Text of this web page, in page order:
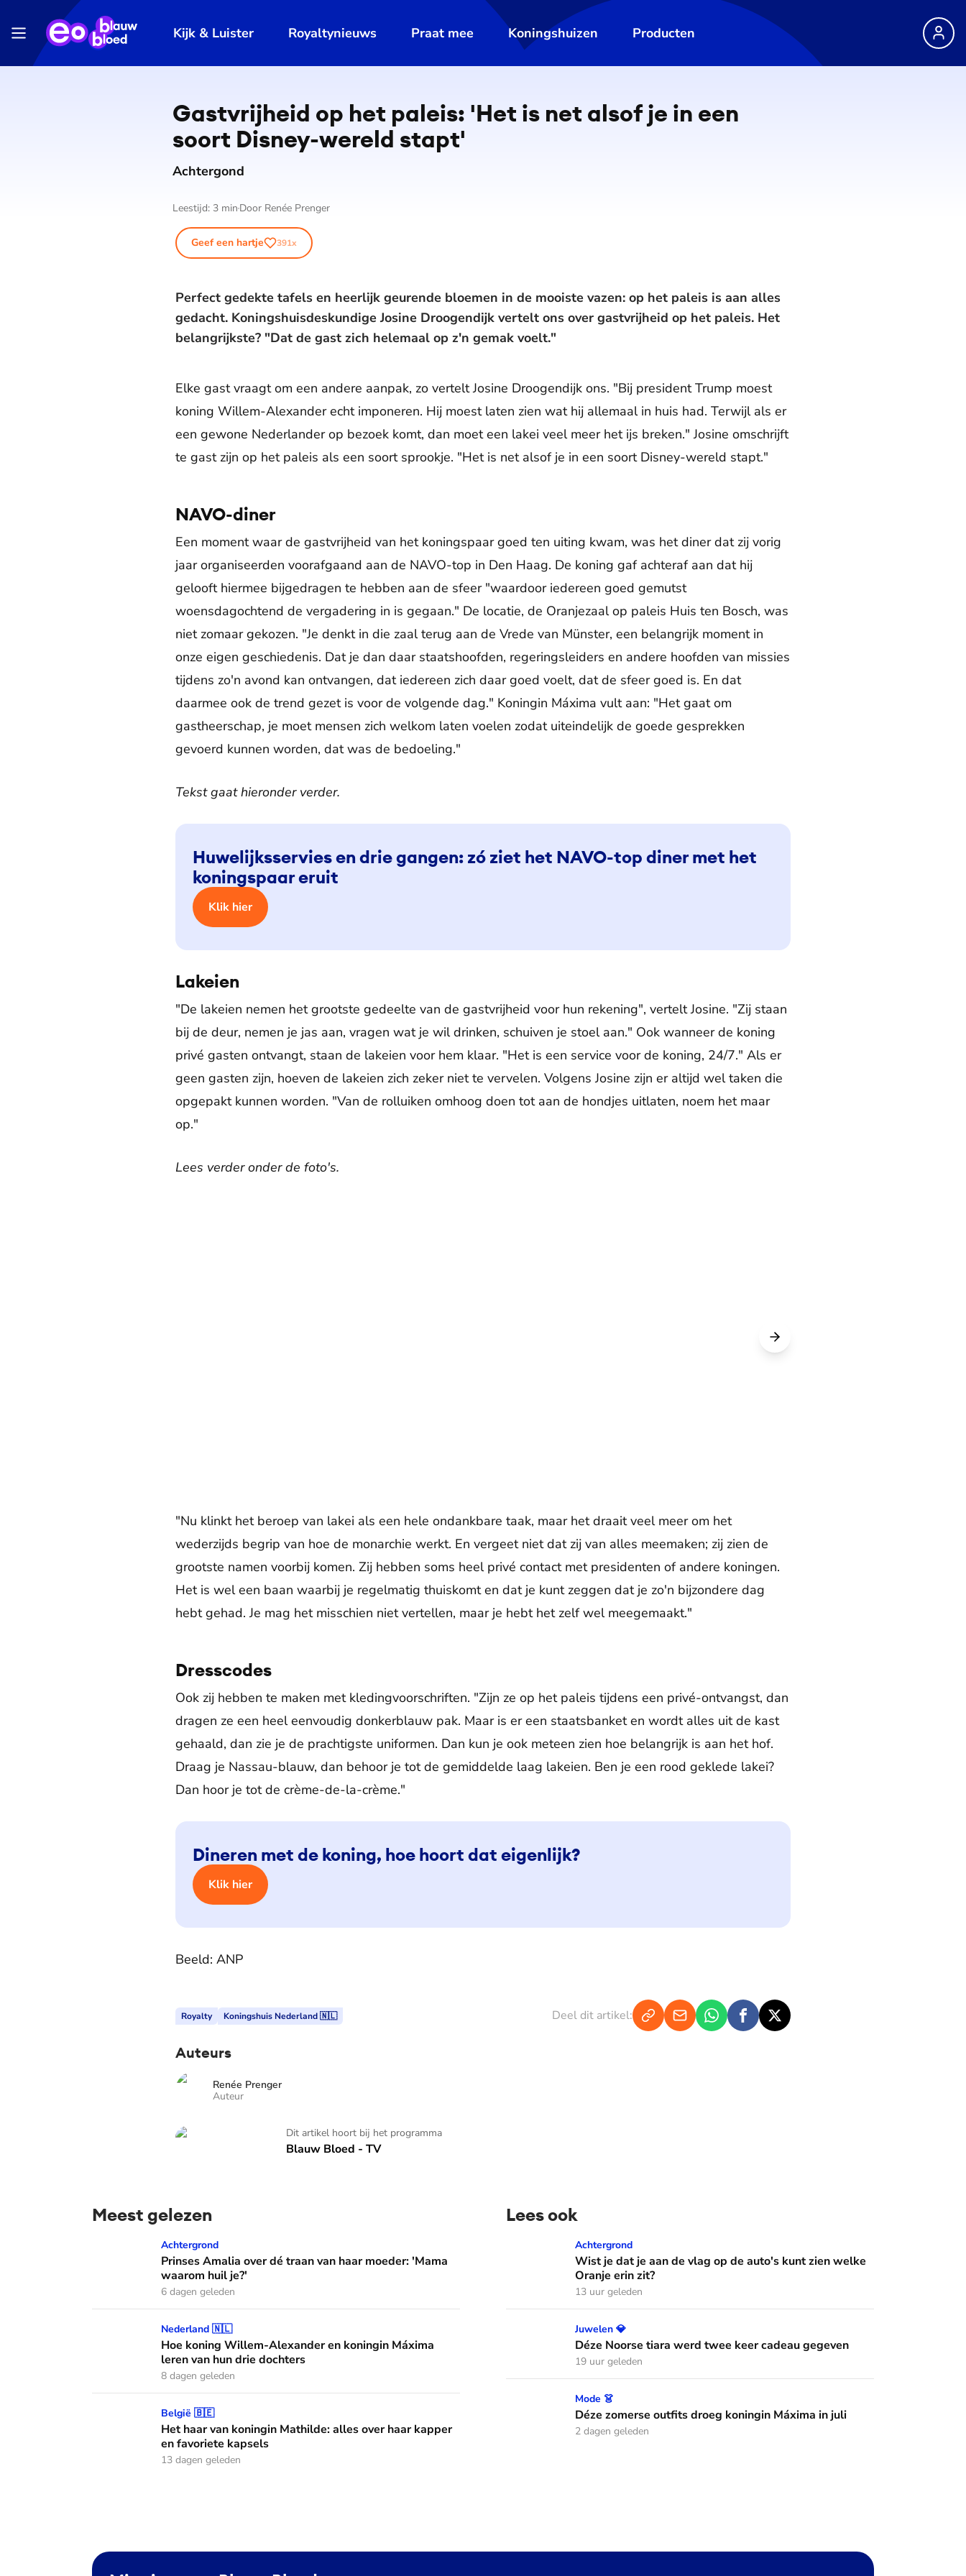
Kijk & Luister Royaltynieuws Praat mee Koningshuizen Producten
De weergave van deze video vereist jouw toestemming voor
Gastvrijheid op het paleis: 'Het is net alsof je in een
soort Disney-wereld stapt'
Achtergond
Leestijd: 3 min Door Renée Prenger
Geef een hartje 391x
Perfect gedekte tafels en heerlijk geurende bloemen in de mooiste vazen: op het paleis is aan alles
gedacht. Koningshuisdeskundige Josine Droogendijk vertelt ons over gastvrijheid op het paleis. Het
belangrijkste? "Dat de gast zich helemaal op z'n gemak voelt."
Elke gast vraagt om een andere aanpak, zo vertelt Josine Droogendijk ons. "Bij president Trump moest
koning Willem-Alexander echt imponeren. Hij moest laten zien wat hij allemaal in huis had. Terwijl als er
een gewone Nederlander op bezoek komt, dan moet een lakei veel meer het ijs breken." Josine omschrijft
te gast zijn op het paleis als een soort sprookje. "Het is net alsof je in een soort Disney-wereld stapt."
NAVO-diner
Een moment waar de gastvrijheid van het koningspaar goed ten uiting kwam, was het diner dat zij vorig
jaar organiseerden voorafgaand aan de NAVO-top in Den Haag. De koning gaf achteraf aan dat hij
gelooft hiermee bijgedragen te hebben aan de sfeer "waardoor iedereen goed gemutst
woensdagochtend de vergadering in is gegaan." De locatie, de Oranjezaal op paleis Huis ten Bosch, was
niet zomaar gekozen. "Je denkt in die zaal terug aan de Vrede van Münster, een belangrijk moment in
onze eigen geschiedenis. Dat je dan daar staatshoofden, regeringsleiders en andere hoofden van missies
tijdens zo'n avond kan ontvangen, dat iedereen zich daar goed voelt, dat de sfeer goed is. En dat
daarmee ook de trend gezet is voor de volgende dag." Koningin Máxima vult aan: "Het gaat om
gastheerschap, je moet mensen zich welkom laten voelen zodat uiteindelijk de goede gesprekken
gevoerd kunnen worden, dat was de bedoeling."
Tekst gaat hieronder verder.
Huwelijksservies en drie gangen: zó ziet het NAVO-top diner met het
koningspaar eruit
Klik hier
Lakeien
"De lakeien nemen het grootste gedeelte van de gastvrijheid voor hun rekening", vertelt Josine. "Zij staan
bij de deur, nemen je jas aan, vragen wat je wil drinken, schuiven je stoel aan." Ook wanneer de koning
privé gasten ontvangt, staan de lakeien voor hem klaar. "Het is een service voor de koning, 24/7." Als er
geen gasten zijn, hoeven de lakeien zich zeker niet te vervelen. Volgens Josine zijn er altijd wel taken die
opgepakt kunnen worden. "Van de rolluiken omhoog doen tot aan de hondjes uitlaten, noem het maar
op."
Lees verder onder de foto's.
"Nu klinkt het beroep van lakei als een hele ondankbare taak, maar het draait veel meer om het
wederzijds begrip van hoe de monarchie werkt. En vergeet niet dat zij van alles meemaken; zij zien de
grootste namen voorbij komen. Zij hebben soms heel privé contact met presidenten of andere koningen.
Het is wel een baan waarbij je regelmatig thuiskomt en dat je kunt zeggen dat je zo'n bijzondere dag
hebt gehad. Je mag het misschien niet vertellen, maar je hebt het zelf wel meegemaakt."
Dresscodes
Ook zij hebben te maken met kledingvoorschriften. "Zijn ze op het paleis tijdens een privé-ontvangst, dan
dragen ze een heel eenvoudig donkerblauw pak. Maar is er een staatsbanket en wordt alles uit de kast
gehaald, dan zie je de prachtigste uniformen. Dan kun je ook meteen zien hoe belangrijk is aan het hof.
Draag je Nassau-blauw, dan behoor je tot de gemiddelde laag lakeien. Ben je een rood geklede lakei?
Dan hoor je tot de crème-de-la-crème."
Dineren met de koning, hoe hoort dat eigenlijk?
Klik hier
Beeld: ANP
Royalty Koningshuis Nederland 🇳🇱 Deel dit artikel:
Auteurs
Renée Prenger
Auteur
Dit artikel hoort bij het programma
Blauw Bloed - TV
Blauw Bloed - TV
Meest gelezen
Prinses Amalia over dé traan van haar moeder: 'Mama waarom huil je?'
Achtergrond
Prinses Amalia over dé traan van haar moeder: 'Mama
waarom huil je?'
6 dagen geleden
Hoe koning Willem-Alexander en koningin Máxima leren van hun drie dochters
Nederland 🇳🇱
Hoe koning Willem-Alexander en koningin Máxima
leren van hun drie dochters
8 dagen geleden
Het haar van koningin Mathilde: alles over haar kapper en favoriete kapsels
België 🇧🇪
Het haar van koningin Mathilde: alles over haar kapper
en favoriete kapsels
13 dagen geleden
Lees ook
Wist je dat je aan de vlag op de auto's kunt zien welke Oranje erin zit?
Achtergrond
Wist je dat je aan de vlag op de auto's kunt zien welke
Oranje erin zit?
13 uur geleden
Déze Noorse tiara werd twee keer cadeau gegeven
Juwelen 💎
Déze Noorse tiara werd twee keer cadeau gegeven
19 uur geleden
Déze zomerse outfits droeg koningin Máxima in juli
Mode 👗
Déze zomerse outfits droeg koningin Máxima in juli
2 dagen geleden